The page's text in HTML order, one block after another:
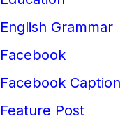
English Grammar
Facebook
Facebook Caption
Feature Post